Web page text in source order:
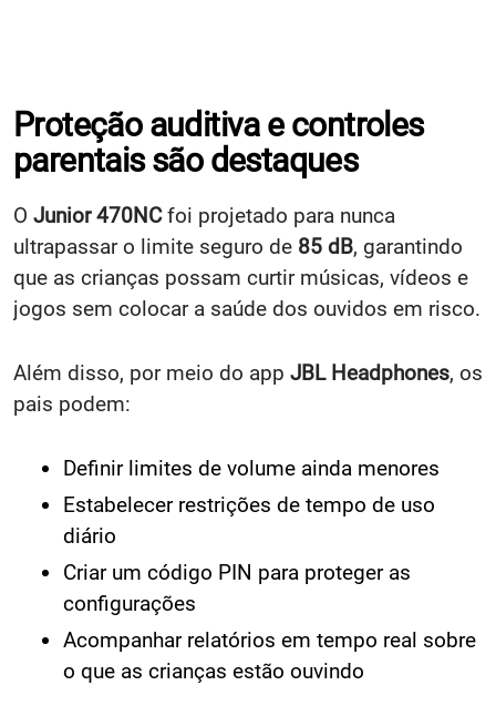
Proteção auditiva e controles
parentais são destaques
O Junior 470NCfoi projetado para nunca
ultrapassar o limite seguro de 85 dB, garantindo
que as crianças possam curtir músicas, vídeos e
jogos sem colocar a saúde dos ouvidos em risco.
Além disso, por meio do app JBL Headphones, os
pais podem:
Definir limites de volume ainda menores
Estabelecer restrições de tempo de uso
diário
Criar um código PIN para proteger as
configurações
Acompanhar relatórios em tempo real sobre
o que as crianças estão ouvindo